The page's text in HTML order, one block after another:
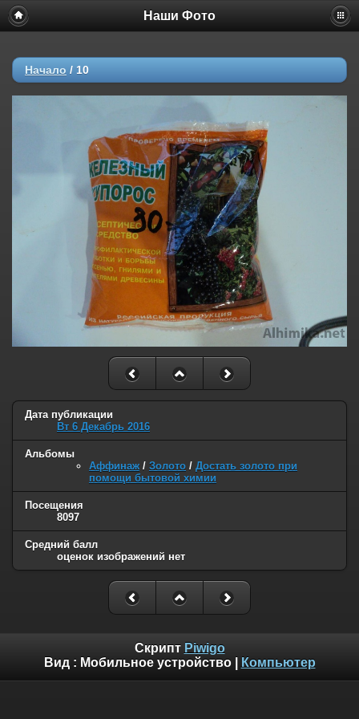
Наши Фото
Начало / 10
Дата публикации
Вт 6 Декабрь 2016
Альбомы
Аффинаж / Золото / Достать золото при
помощи бытовой химии
Посещения
8097
Средний балл
оценок изображений нет
Скрипт Piwigo
Вид : Мобильное устройство| Компьютер